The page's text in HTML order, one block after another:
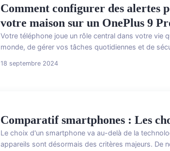
Comment configurer des alertes
votre maison sur un OnePlus 9
Votre téléphone joue un rôle central dans votre vie
monde, de gérer vos tâches quotidiennes et de
18 septembre 2024
Comparatif smartphones : Les
Le choix d'un smartphone va au-delà de la
appareils sont désormais des critères majeurs. De